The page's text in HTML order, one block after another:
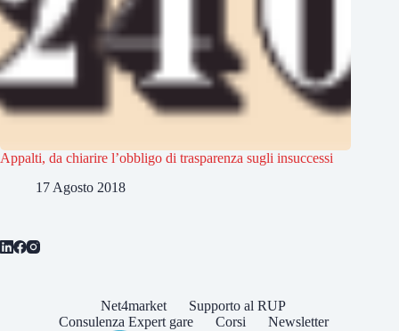
Appalti, da chiarire l’obbligo di trasparenza sugli insuccessi
17 Agosto 2018
Net4market
Supporto al RUP
Consulenza Expert gare
Corsi Newsletter